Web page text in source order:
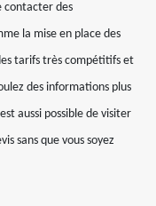
contacter des
la mise en place des
tarifs très compétitifs et
des informations plus
aussi possible de visiter
sans que vous soyez